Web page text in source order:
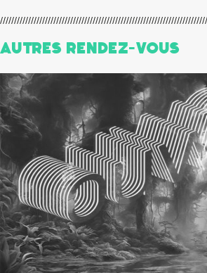
Autres Rendez-Vous